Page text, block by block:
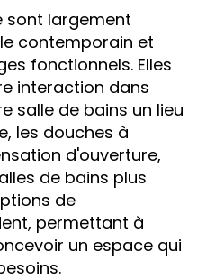
sont largement
contemporain et
fonctionnels. Elles
interaction dans
salle de bains un lieu
les douches à
d'ouverture,
de bains plus
de
permettant à
un espace qui